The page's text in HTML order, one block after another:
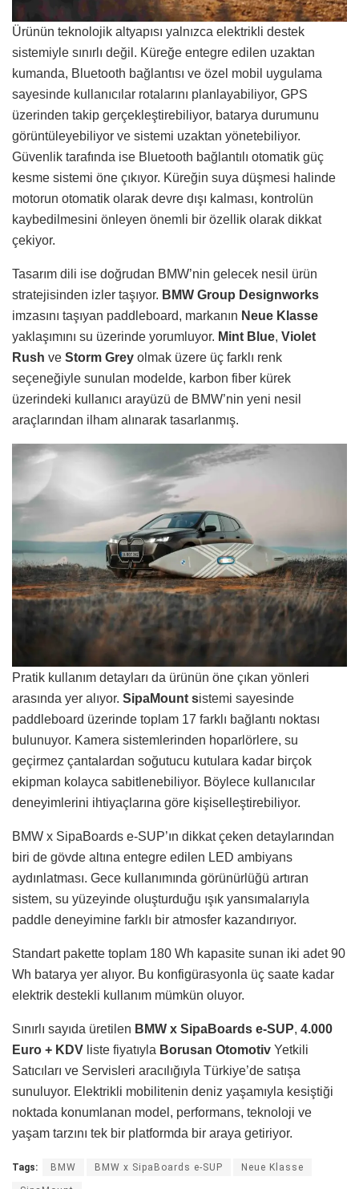
Ürünün teknolojik altyapısı yalnızca elektrikli destek
sistemiyle sınırlı değil. Küreğe entegre edilen uzaktan
kumanda, Bluetooth bağlantısı ve özel mobil uygulama
sayesinde kullanıcılar rotalarını planlayabiliyor, GPS
üzerinden takip gerçekleştirebiliyor, batarya durumunu
görüntüleyebiliyor ve sistemi uzaktan yönetebiliyor.
Güvenlik tarafında ise Bluetooth bağlantılı otomatik güç
kesme sistemi öne çıkıyor. Küreğin suya düşmesi halinde
motorun otomatik olarak devre dışı kalması, kontrolün
kaybedilmesini önleyen önemli bir özellik olarak dikkat
çekiyor.
Tasarım dili ise doğrudan BMW’nin gelecek nesil ürün
stratejisinden izler taşıyor. BMW Group Designworks
imzasını taşıyan paddleboard, markanın Neue Klasse
yaklaşımını su üzerinde yorumluyor. Mint Blue, Violet
Rush ve Storm Grey olmak üzere üç farklı renk
seçeneğiyle sunulan modelde, karbon fiber kürek
üzerindeki kullanıcı arayüzü de BMW’nin yeni nesil
araçlarından ilham alınarak tasarlanmış.
Pratik kullanım detayları da ürünün öne çıkan yönleri
arasında yer alıyor. SipaMount sistemi sayesinde
paddleboard üzerinde toplam 17 farklı bağlantı noktası
bulunuyor. Kamera sistemlerinden hoparlörlere, su
geçirmez çantalardan soğutucu kutulara kadar birçok
ekipman kolayca sabitlenebiliyor. Böylece kullanıcılar
deneyimlerini ihtiyaçlarına göre kişiselleştirebiliyor.
BMW x SipaBoards e-SUP’ın dikkat çeken detaylarından
biri de gövde altına entegre edilen LED ambiyans
aydınlatması. Gece kullanımında görünürlüğü artıran
sistem, su yüzeyinde oluşturduğu ışık yansımalarıyla
paddle deneyimine farklı bir atmosfer kazandırıyor.
Standart pakette toplam 180 Wh kapasite sunan iki adet 90
Wh batarya yer alıyor. Bu konfigürasyonla üç saate kadar
elektrik destekli kullanım mümkün oluyor.
Sınırlı sayıda üretilen BMW x SipaBoards e-SUP, 4.000
Euro + KDV liste fiyatıyla Borusan Otomotiv Yetkili
Satıcıları ve Servisleri aracılığıyla Türkiye’de satışa
sunuluyor. Elektrikli mobilitenin deniz yaşamıyla kesiştiği
noktada konumlanan model, performans, teknoloji ve
yaşam tarzını tek bir platformda bir araya getiriyor.
Tags: BMW BMW x SipaBoards e-SUP Neue Klasse